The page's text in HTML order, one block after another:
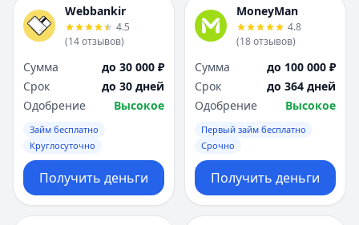
Webbankir
4.5
(14отзывов)
Сумма
до 30 000 ₽
Срок
до 30 дней
Одобрение
Высокое
Займ бесплатно
Круглосуточно
Получить деньги
MoneyMan
4.8
(18отзывов)
Сумма
до 100 000 ₽
Срок
до 364 дней
Одобрение
Высокое
Первый займ бесплатно
Срочно
Получить деньги